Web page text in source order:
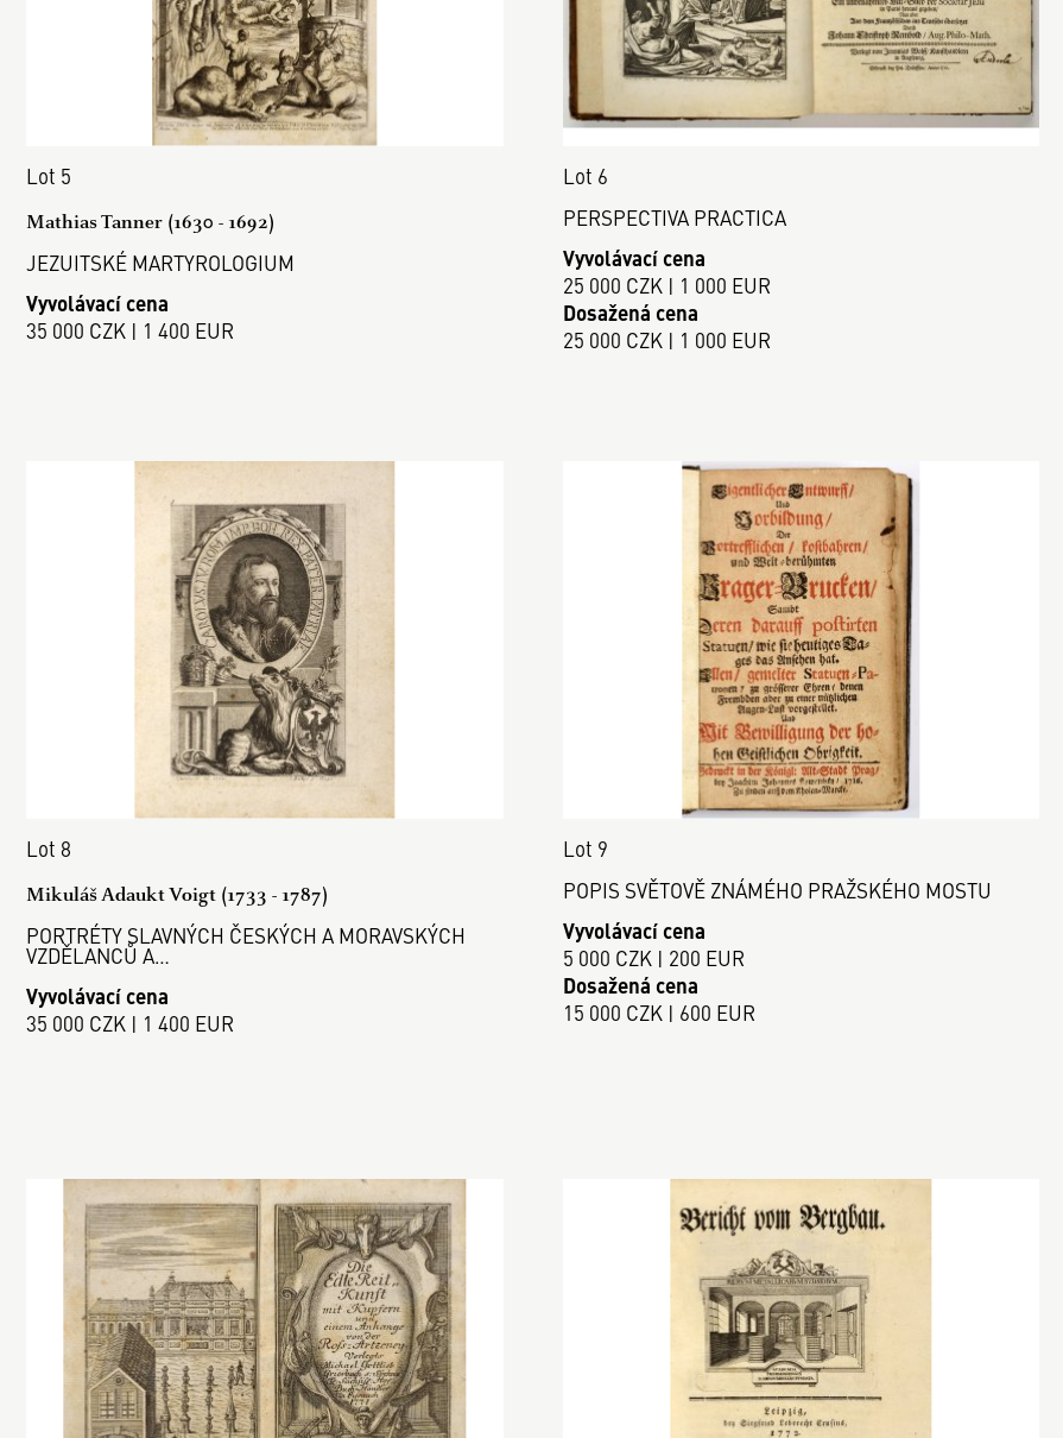
Lot 5
Mathias Tanner (1630 - 1692)
JEZUITSKÉ MARTYROLOGIUM
Vyvolávací cena
35 000 CZK | 1 400 EUR
Lot 6
PERSPECTIVA PRACTICA
Vyvolávací cena
25 000 CZK | 1 000 EUR
Dosažená cena
25 000 CZK | 1 000 EUR
Lot 8
Mikuláš Adaukt Voigt (1733 - 1787)
PORTRÉTY SLAVNÝCH ČESKÝCH A MORAVSKÝCH
VZDĚLANCŮ A…
Vyvolávací cena
35 000 CZK | 1 400 EUR
Lot 9
POPIS SVĚTOVĚ ZNÁMÉHO PRAŽSKÉHO MOSTU
Vyvolávací cena
5 000 CZK | 200 EUR
Dosažená cena
15 000 CZK | 600 EUR